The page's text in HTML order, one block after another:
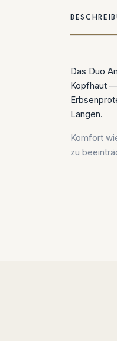
Das Duo
Kopfhaut
Längen.
Komfort
zu